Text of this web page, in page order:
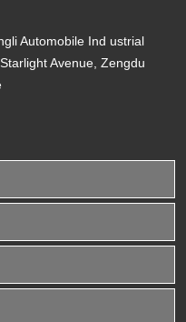
Automobile Ind ustrial
Avenue, Zengdu